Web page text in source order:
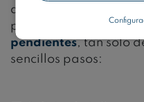
deudas en
posibilidades de
pendientes, tan solo
sencillos pasos: